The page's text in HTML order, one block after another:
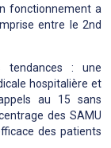
fonctionnement a
entre le 2nd
tendances : une
hospitalière et
au 15 sans
des SAMU
des patients